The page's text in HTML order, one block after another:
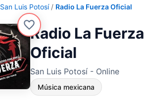
San Luis Potosí Radio La Fuerza Oficial
Radio La Fuerza
Oficial
San Luis Potosí - Online
Música mexicana